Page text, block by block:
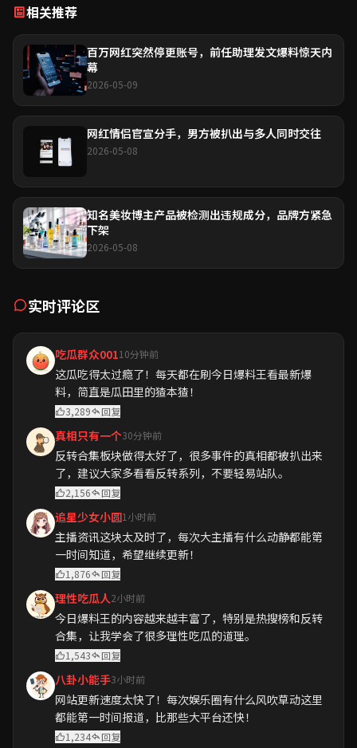
相关推荐
百万网红突然停更账号，前任助理发文爆料惊天内
幕
2026-05-09
网红情侣官宣分手，男方被扒出与多人同时交往
2026-05-08
知名美妆博主产品被检测出违规成分，品牌方紧急
下架
2026-05-08
实时评论区
吃瓜群众00110分钟前
这瓜吃得太过瘾了！每天都在刷今日爆料王看最新爆
料，简直是瓜田里的猹本猹！
3,289 回复
真相只有一个30分钟前
反转合集板块做得太好了，很多事件的真相都被扒出来
了，建议大家多看看反转系列，不要轻易站队。
2,156 回复
追星少女小圆1小时前
主播资讯这块太及时了，每次大主播有什么动静都能第
一时间知道，希望继续更新！
1,876 回复
理性吃瓜人2小时前
今日爆料王的内容越来越丰富了，特别是热搜榜和反转
合集，让我学会了很多理性吃瓜的道理。
1,543 回复
八卦小能手3小时前
网站更新速度太快了！每次娱乐圈有什么风吹草动这里
都能第一时间报道，比那些大平台还快！
1,234 回复